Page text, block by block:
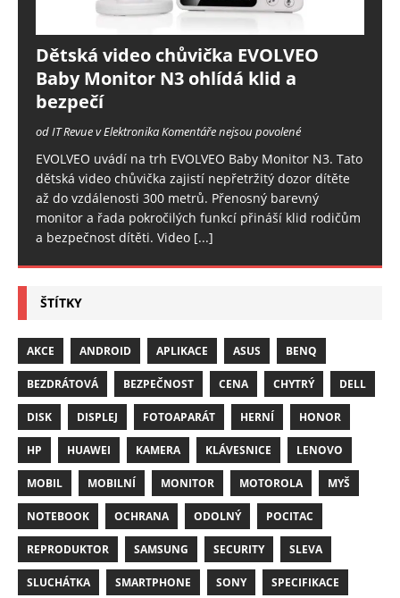
Dětská video chůvička EVOLVEO
Baby Monitor N3 ohlídá klid a
bezpečí
od IT Revue v ElektronikaKomentáře nejsou povolené
EVOLVEO uvádí na trh EVOLVEO Baby Monitor N3. Tato
dětská video chůvička zajistí nepřetržitý dozor dítěte
až do vzdálenosti 300 metrů. Přenosný barevný
monitor a řada pokročilých funkcí přináší klid rodičům
a bezpečnost dítěti. Video [...]
ŠTÍTKY
AKCE ANDROID APLIKACE ASUS BENQ
BEZDRÁTOVÁ BEZPEČNOST CENA CHYTRÝ DELL
DISK DISPLEJ FOTOAPARÁT HERNÍ HONOR
HP HUAWEI KAMERA KLÁVESNICE LENOVO
MOBIL MOBILNÍ MONITOR MOTOROLA MYŠ
NOTEBOOK OCHRANA ODOLNÝ POCITAC
REPRODUKTOR SAMSUNG SECURITY SLEVA
SLUCHÁTKA SMARTPHONE SONY SPECIFIKACE